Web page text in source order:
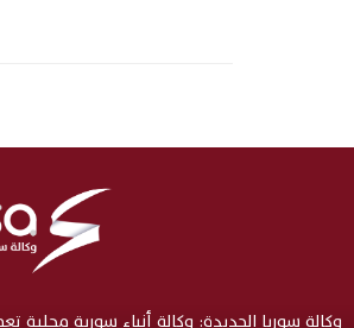
وكالة سوريا الجديدة: وكالة أنباء سورية محلية